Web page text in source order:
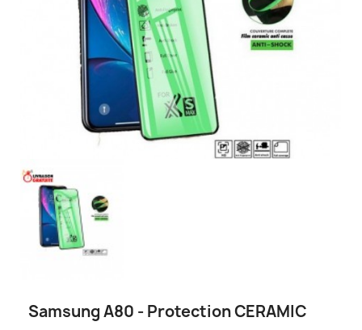
Samsung A80 - Protection CERAMIC